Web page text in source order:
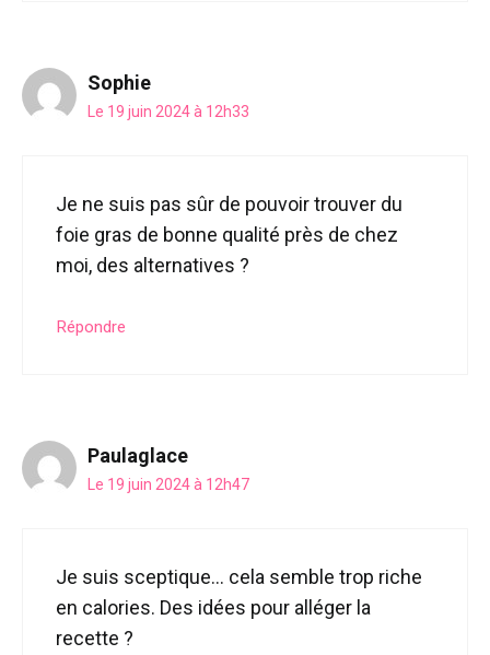
Sophie
Le 19 juin 2024 à 12h33
Je ne suis pas sûr de pouvoir trouver du
foie gras de bonne qualité près de chez
moi, des alternatives ?
Répondre
Paulaglace
Le 19 juin 2024 à 12h47
Je suis sceptique… cela semble trop riche
en calories. Des idées pour alléger la
recette ?